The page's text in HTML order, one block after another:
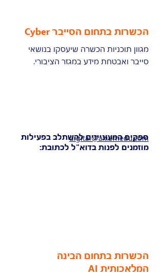
הכשרות בתחום הסייבר Cyber
מגוון תוכניות הכשרה שיעסקו בנושאי
סייבר ואבטחת מידע במגזר הציבורי.
ספקים המעוניינים להשתלב בפעילות
מוזמנים לפנות בדוא"ל לכתובת:
digital@axiomedu.com
הכשרות בתחום הבינה
המלאכותית AI